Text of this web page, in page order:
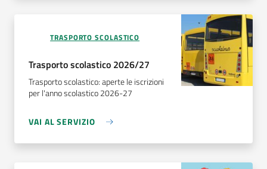
TRASPORTO SCOLASTICO
Trasporto scolastico 2026/27
Trasporto scolastico: aperte le iscrizioni
per l'anno scolastico 2026-27
VAI AL SERVIZIO